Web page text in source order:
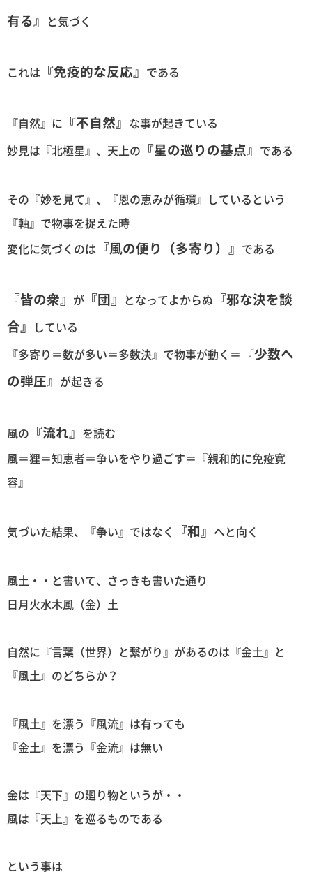
有る』 と気づく
これは 『免疫的な反応』 である
『自然』に 『不自然』 な事が起きている
妙見は『北極星』、天上の 『星の巡りの基点』 である
その『妙を見て』、『恩の恵みが循環』しているという
『軸』で物事を捉えた時
変化に気づくのは 『風の便り（多寄り）』 である
『皆の衆』 が 『団』 となってよからぬ 『邪な決を談
合』 している
『多寄り＝数が多い＝多数決』で物事が動く＝ 『少数へ
の弾圧』 が起きる
風の 『流れ』 を読む
風＝狸＝知恵者＝争いをやり過ごす＝『親和的に免疫寛
容』
気づいた結果、『争い』ではなく 『和』 へと向く
風土・・と書いて、さっきも書いた通り
日月火水木風（金）土
自然に『言葉（世界）と繋がり』があるのは『金土』と
『風土』のどちらか？
『風土』を漂う『風流』は有っても
『金土』を漂う『金流』は無い
金は『天下』の廻り物というが・・
風は『天上』を巡るものである
という事は